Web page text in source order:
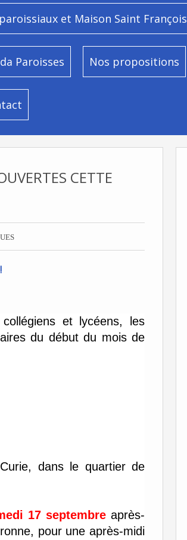
et Maison Saint François
Paroisses Nos propositions
CETTE
et lycéens, les
du début du mois de
dans le quartier de
17 septembreaprès-
pour une après-midi